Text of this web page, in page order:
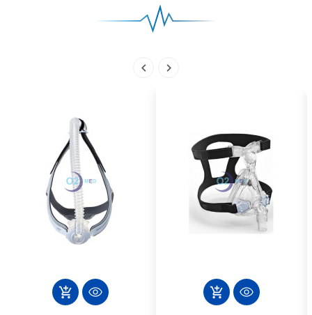
 
add_shopping_cart add_shopping_cart